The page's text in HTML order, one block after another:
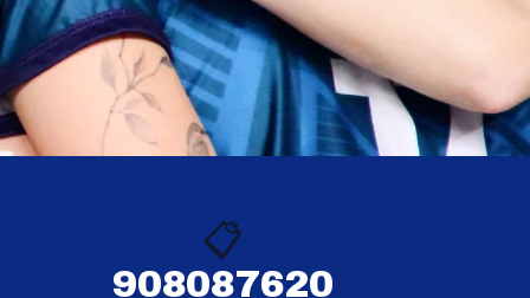
📋
908087620